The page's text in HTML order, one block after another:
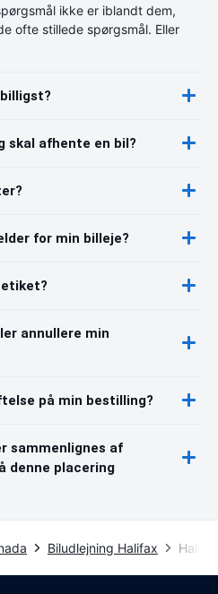
ikke er iblandt dem,
ofte stillede spørgsmål. Eller
skal afhente en bil?
for min billeje?
annullere min
på min bestilling?
sammenlignes af
denne placering
Biludlejning Halifax